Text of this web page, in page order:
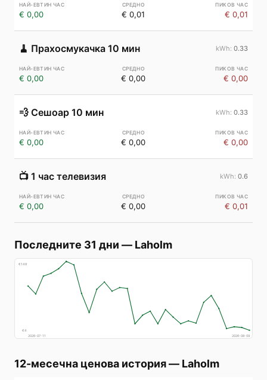
€ 0,00 € 0,01 € 0,01
🧹 Прахосмукачка 10 мин 0.33
€ 0,00 € 0,00 € 0,00
💨 Сешоар 10 мин 0.33
€ 0,00 € 0,00 € 0,00
📺 1 час телевизия 0.6
€ 0,00 € 0,00 € 0,01
Последните 31 дни — Laholm
€148
€4
2026-07-11
2026-08-09
12-месечна ценова история— Laholm